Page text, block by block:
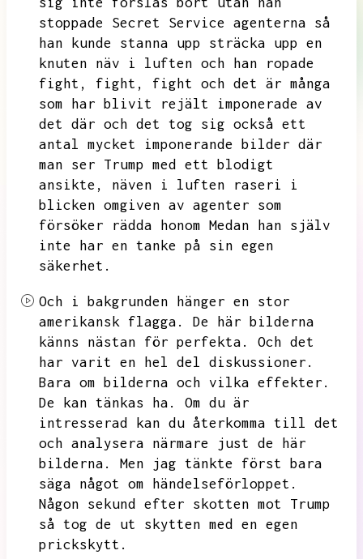
stoppade Secret Service agenterna så
han kunde stanna upp sträcka upp en
knuten näv i luften och han ropade
fight,
fight,
fight och det är många
som har blivit rejält imponerade av
det där och det tog sig också ett
antal mycket imponerande bilder där
man ser Trump med ett blodigt
ansikte,
näven i luften raseri i
blicken omgiven av agenter som
försöker rädda honom Medan han själv
inte har en tanke på sin egen
säkerhet.
Och i bakgrunden hänger en stor
amerikansk flagga.
De här bilderna
känns nästan för perfekta.
Och det
har varit en hel del diskussioner.
Bara om bilderna och vilka effekter.
De kan tänkas ha.
Om du är
intresserad kan du återkomma till det
och analysera närmare just de här
bilderna.
Men jag tänkte först bara
säga något om händelseförloppet.
Någon sekund efter skotten mot Trump
så tog de ut skytten med en egen
prickskytt.